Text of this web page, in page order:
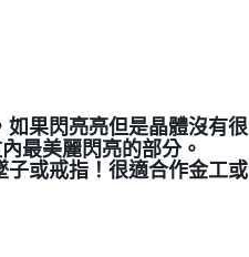
果閃亮亮但是晶體沒有很
最美麗閃亮的部分。
子或戒指！很適合作金工或